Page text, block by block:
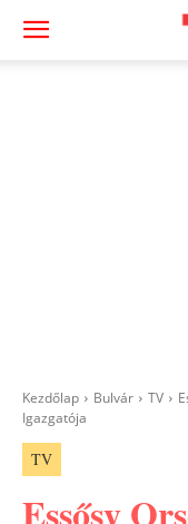
Kezdőlap Bulvár TV
Igazgatója
TV
Essősy